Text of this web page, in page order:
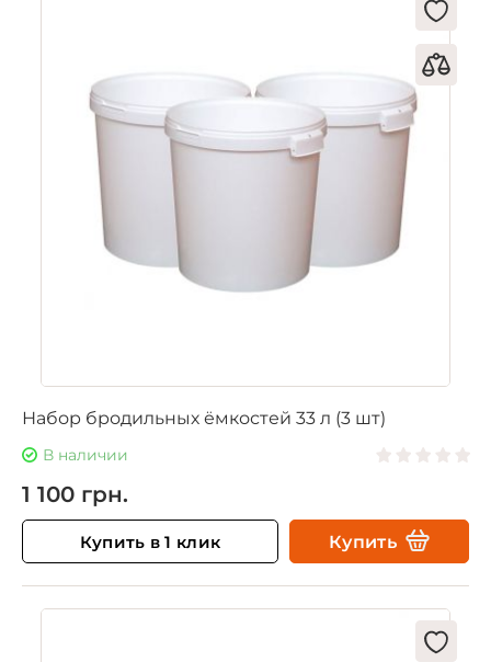
Набор бродильных ёмкостей 33 л (3 шт)
В наличии
1 100 грн.
Купить в 1 клик Купить